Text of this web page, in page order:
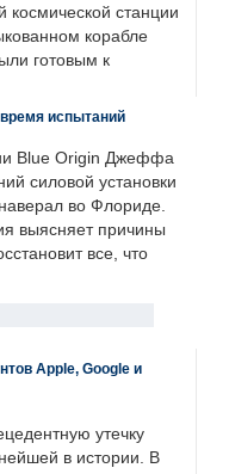
станции
корабле
готовым к
испытаний
Blue Origin Джеффа
силовой установки
во Флориде.
выясняет причины
все, что
Apple, Google и
утечку
в истории. В